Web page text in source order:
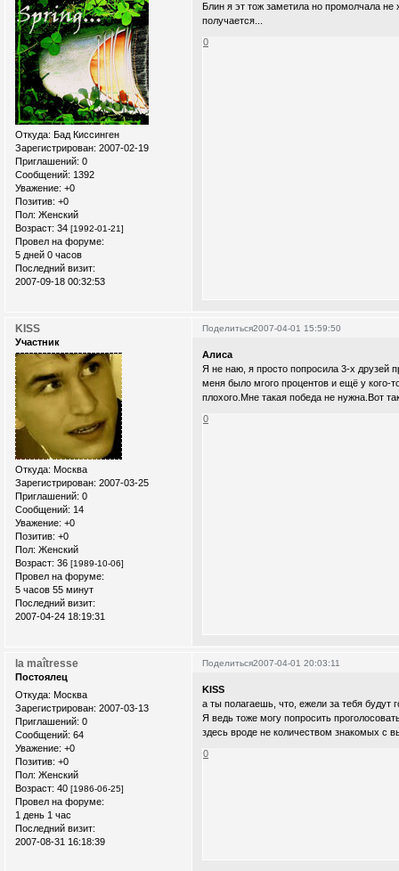
Откуда: Бад Киссинген
Зарегистрирован: 2007-02-19
Приглашений: 0
Сообщений: 1392
Уважение: +0
Позитив: +0
Пол: Женский
Возраст: 34 [1992-01-21]
Провел на форуме:
5 дней 0 часов
Последний визит:
2007-09-18 00:32:53
Блин я эт тож заметила но промолчала не
получается...
0
Поделиться2007-04-01 15:59:50
KISS
Участник
Откуда: Москва
Зарегистрирован: 2007-03-25
Приглашений: 0
Сообщений: 14
Уважение: +0
Позитив: +0
Пол: Женский
Возраст: 36 [1989-10-06]
Провел на форуме:
5 часов 55 минут
Последний визит:
2007-04-24 18:19:31
Алиса
Я не наю, я просто попросила 3-х друзей
меня было мгого процентов и ещё у кого-
плохого.Мне такая победа не нужна.Вот
0
Поделиться2007-04-01 20:03:11
la maîtresse
Постоялец
Откуда: Москва
Зарегистрирован: 2007-03-13
Приглашений: 0
Сообщений: 64
Уважение: +0
Позитив: +0
Пол: Женский
Возраст: 40 [1986-06-25]
Провел на форуме:
1 день 1 час
Последний визит:
2007-08-31 16:18:39
KISS
а ты полагаешь, что, ежели за тебя будут
Я ведь тоже могу попросить
здесь вроде не количеством знакомых с
0